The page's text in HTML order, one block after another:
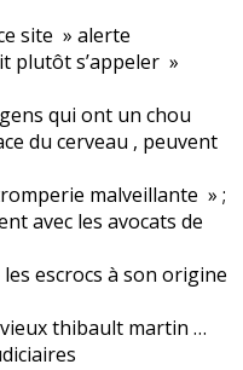
site » alerte
plutôt s’appeler »
qui ont un chou
du cerveau , peuvent
malveillante » ;
avec les avocats de
escrocs à son origine
thibault martin …